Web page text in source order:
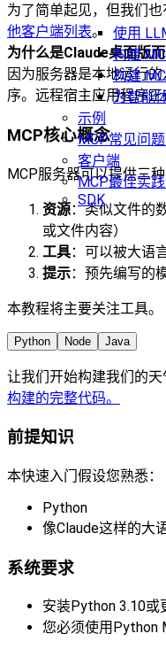
使用
构建
构建
为智能
示例
MCP常见问
客户端
MCP最佳实
SDK
为了简单起见，但我们
他客户端列表。
为什么是Claude桌面版
因为服务器是本地运行
序。远程宿主应用程序
MCP核心概念
MCP服务器可以提供三
资源：类似文件的
或文件内容）
工具：可以被大语
提示：预先编写的
本教程将主要关注工具。
Python Node Java
让我们开始构建我们的天
构建的完整代码。
前提知识
本快速入门假设您熟悉：
Python
像Claude这样的大
系统要求
安装Python 3.10或
您必须使用Python